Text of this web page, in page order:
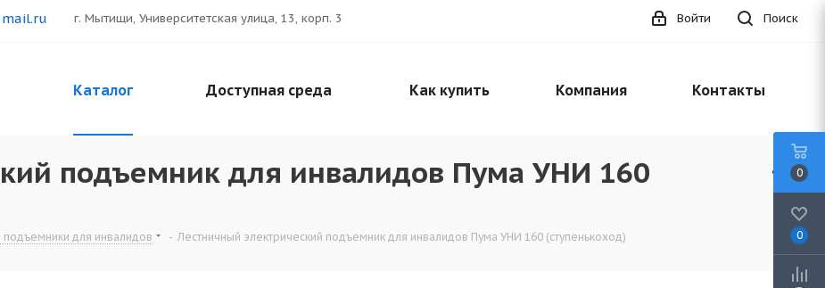
г. Мытищи, Университетская улица, 13, корп. 3 Поиск
Войти
Каталог Доступная среда Как купить Компания Контакты
подъемник для инвалидов Пума УНИ 160
подъемники для инвалидов - Лестничный электрический подъемник для инвалидов Пума УНИ 160 (ступенькоход)
0
0